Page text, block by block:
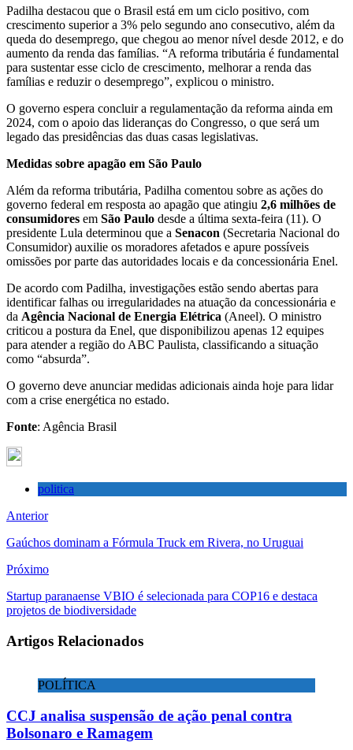
Padilha destacou que o Brasil está em um ciclo positivo, com
crescimento superior a 3% pelo segundo ano consecutivo, além da
queda do desemprego, que chegou ao menor nível desde 2012, e do
aumento da renda das famílias. “A reforma tributária é fundamental
para sustentar esse ciclo de crescimento, melhorar a renda das
famílias e reduzir o desemprego”, explicou o ministro.
O governo espera concluir a regulamentação da reforma ainda em
2024, com o apoio das lideranças do Congresso, o que será um
legado das presidências das duas casas legislativas.
Medidas sobre apagão em São Paulo
Além da reforma tributária, Padilha comentou sobre as ações do
governo federal em resposta ao apagão que atingiu 2,6 milhões de
consumidores em São Paulo desde a última sexta-feira (11). O
presidente Lula determinou que a Senacon (Secretaria Nacional do
Consumidor) auxilie os moradores afetados e apure possíveis
omissões por parte das autoridades locais e da concessionária Enel.
De acordo com Padilha, investigações estão sendo abertas para
identificar falhas ou irregularidades na atuação da concessionária e
da Agência Nacional de Energia Elétrica (Aneel). O ministro
criticou a postura da Enel, que disponibilizou apenas 12 equipes
para atender a região do ABC Paulista, classificando a situação
como “absurda”.
O governo deve anunciar medidas adicionais ainda hoje para lidar
com a crise energética no estado.
Fonte: Agência Brasil
politica
Anterior
Gaúchos dominam a Fórmula Truck em Rivera, no Uruguai
Próximo
Startup paranaense VBIO é selecionada para COP16 e destaca
projetos de biodiversidade
Artigos Relacionados
POLÍTICA
CCJ analisa suspensão de ação penal contra
Bolsonaro e Ramagem